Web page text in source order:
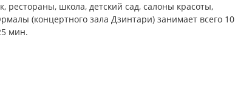
рестораны, школа, детский сад, салоны красоты,
(концертного зала Дзинтари) занимает всего 10
мин.